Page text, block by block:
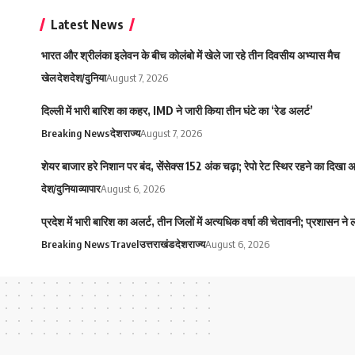
Latest News
भारत और श्रीलंका इलेवन के बीच कोलंबो में खेले जा रहे तीन दिवसीय अभ्यास मैच
खेलदेशदेश/दुनियाAugust 7, 2026
दिल्ली में भारी बारिश का कहर, IMD ने जारी किया तीन घंटे का ‘रेड अलर्ट’
Breaking Newsदेशराज्यAugust 7, 2026
शेयर बाजार हरे निशान पर बंद, सेंसेक्स 152 अंक चढ़ा; रेपो रेट स्थिर रहने का दिखा
देश/दुनियाव्यापारAugust 6, 2026
प्रदेश में भारी बारिश का अलर्ट, तीन जिलों में अत्यधिक वर्षा की चेतावनी; प्रशासन
Breaking NewsTravelउत्तराखंडदेशराज्यAugust 6, 2026